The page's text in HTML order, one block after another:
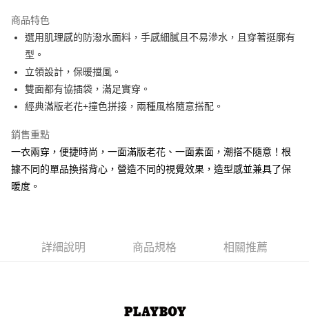
Apple Pay
街口支付
悠遊付
大哥付你分期
相關說明
1.本服務由台灣大哥大提供，台灣大哥大用戶可立即使用無須另外申請。
2.付款方式選擇「大哥付你分期」，訂單成立後會自動跳轉到大哥付的交易
流程，驗證手機門號後，選擇欲分期的期數、繳款截止日，確認付款後即完
成交易。
法說明評估內容。
【繳款方式說明】
帳／街口支付／iPASS MONEY」等通路繳費。
AFTEE先享後付
相關說明
【關於「AFTEE先享後付」】
３．安心：先確認商品／服務後，再付款。
２．訂單成立數日內，您將收到繳費通知簡訊。
全家取貨付款
每筆NT$60，滿NT$1,500(含以上)免運費
商品特色
選用肌理感的防潑水面料，手感細膩且不易滲水，且穿著挺廓有
型。
立領設計，保暖擋風。
雙面都有協插袋，滿足實穿。
經典滿版老花+撞色拼接，兩種風格隨意搭配。
銷售重點
一衣兩穿，便捷時尚，一面滿版老花、一面素面，潮搭不隨意！根
據不同的單品換搭背心，營造不同的視覺效果，造型感並兼具了保
暖度。
詳細說明 商品規格 相關推薦